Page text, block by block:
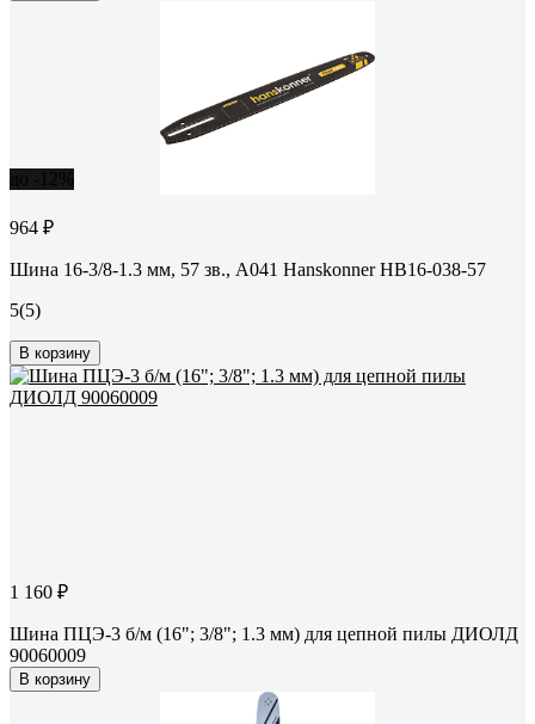
964 ₽
Шина 16-3/8-1.3 мм, 57 зв., А041 Hanskonner HB16-038-57
5(5)
В корзину
1 160 ₽
Шина ПЦЭ-3 б/м (16"; 3/8"; 1.3 мм) для цепной пилы ДИОЛД
90060009
В корзину